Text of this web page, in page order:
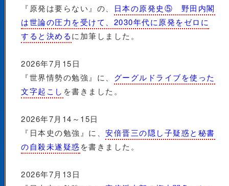
『原発は要らない』の、
日本の原発史⑤ 野田内閣
は世論の圧力を受けて、2030年代に原発をゼロに
すると決めるに加筆しました。
2026年7月15日
『世界情勢の勉強』に、 グーグルドライブを使った
文字起こし を書きました。
2026年7月14～15日
『日本史の勉強』に、 安倍晋三の隠し子疑惑と秘書
の自殺未遂疑惑を書きました。
2026年7月13日